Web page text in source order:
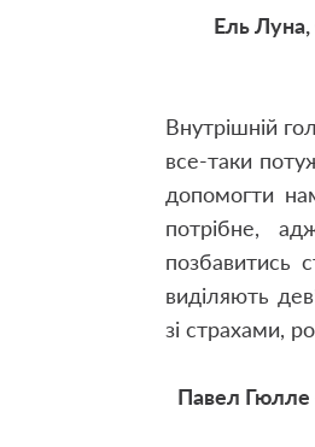
Ель Луна,
Внутрішній
все-таки
допомогти
потрібне,
позбавитись
виділяють
зі страхами,
Павел Гюлле